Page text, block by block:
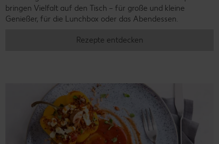
bringen Vielfalt auf den Tisch – für große und kleine
Genießer, für die Lunchbox oder das Abendessen.
Rezepte entdecken